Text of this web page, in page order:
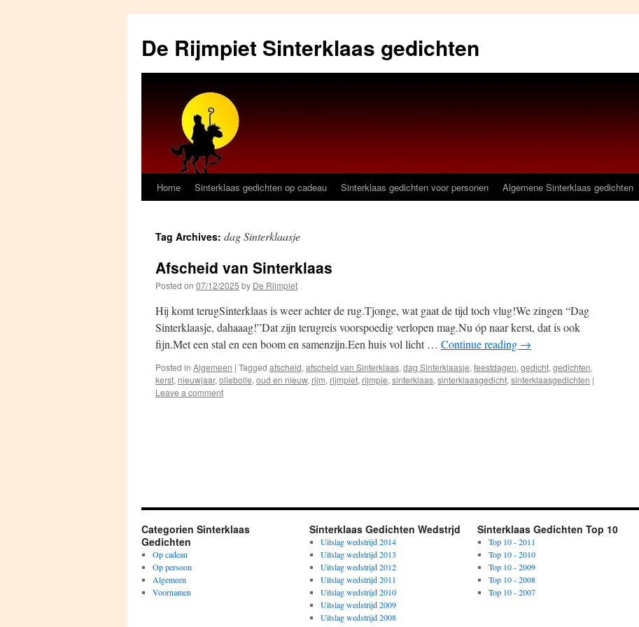
content
De Rijmpiet Sinterklaas gedichten
Home Sinterklaas gedichten op cadeau Sinterklaas gedichten voor personen Algemene Sinterklaas gedichten
Tag Archives: dag Sinterklaasje
Afscheid van Sinterklaas
Posted on 07/12/2025 by De Rijmpiet
Hij komt terugSinterklaas is weer achter de rug.Tjonge, wat gaat de tijd toch vlug!We zingen “Dag
Sinterklaasje, dahaaag!”Dat zijn terugreis voorspoedig verlopen mag.Nu óp naar kerst, dat is ook
fijn.Met een stal en een boom en samenzijn.Een huis vol licht … Continue reading →
Posted in Algemeen | Tagged afscheid, afscheid van Sinterklaas, dag Sinterklaasje, feestdagen, gedicht, gedichten,
kerst, nieuwjaar, oliebolle, oud en nieuw, rijm, rijmpiet, rijmpje, sinterklaas, sinterklaasgedicht, sinterklaasgedichten |
Leave a comment
Categorien Sinterklaas
Gedichten
Op cadeau
Op persoon
Algemeen
Voornamen
Sinterklaas Gedichten Wedstrjd
Uitslag wedstrijd 2014
Uitslag wedstrijd 2013
Uitslag wedstrijd 2012
Uitslag wedstrijd 2011
Uitslag wedstrijd 2010
Uitslag wedstrijd 2009
Uitslag wedstrijd 2008
Sinterklaas Gedichten Top 10
Top 10 - 2011
Top 10 - 2010
Top 10 - 2009
Top 10 - 2008
Top 10 - 2007